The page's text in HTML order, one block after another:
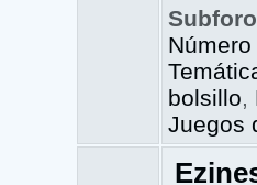
bolsillo,
Juegos